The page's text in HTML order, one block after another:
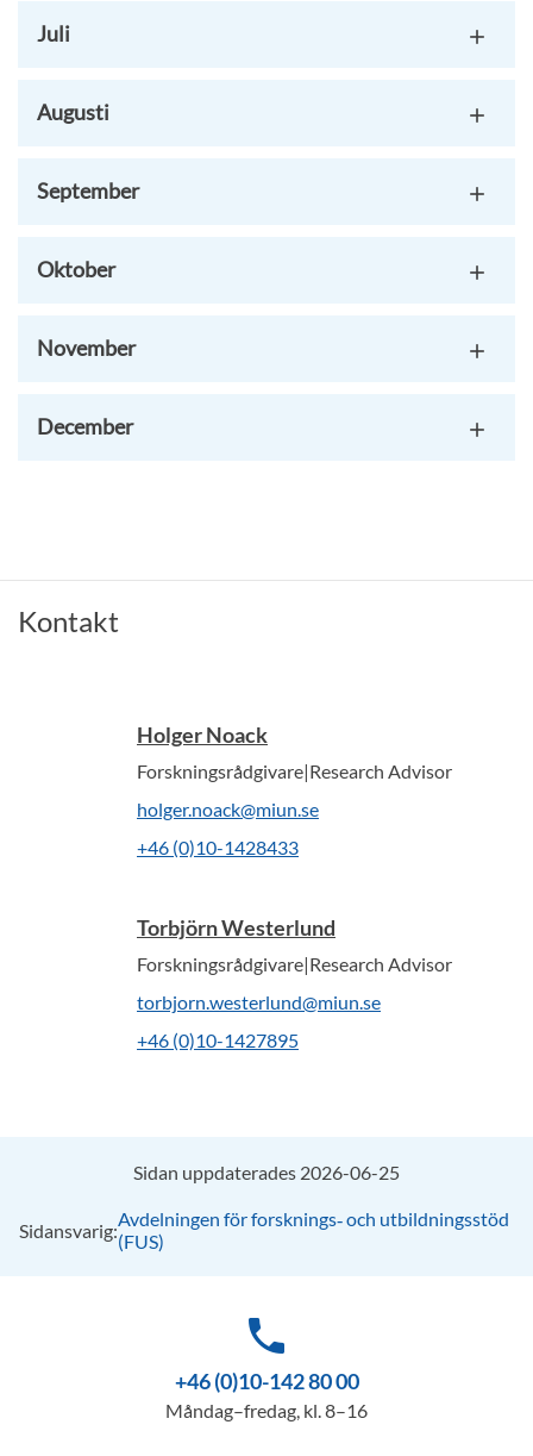
Juli
Augusti
September
Oktober
November
December
Kontakt
Holger Noack
Forskningsrådgivare|Research Advisor
holger.noack@miun.se
+46 (0)10-1428433
Torbjörn Westerlund
Forskningsrådgivare|Research Advisor
torbjorn.westerlund@miun.se
+46 (0)10-1427895
Sidan uppdaterades 2026-06-25
Sidansvarig:Avdelningen för forsknings‑ och utbildningsstöd
(FUS)
phone
+46 (0)10-142 80 00
Måndag–fredag, kl. 8–16